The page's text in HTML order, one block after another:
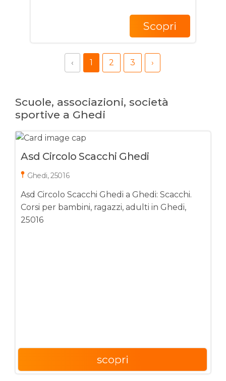
Scopri
‹ 1 2 3 ›
Scuole, associazioni, società
sportive a Ghedi
Asd Circolo Scacchi Ghedi
Ghedi, 25016
Asd Circolo Scacchi Ghedi a Ghedi: Scacchi.
Corsi per bambini, ragazzi, adulti in Ghedi,
25016
scopri